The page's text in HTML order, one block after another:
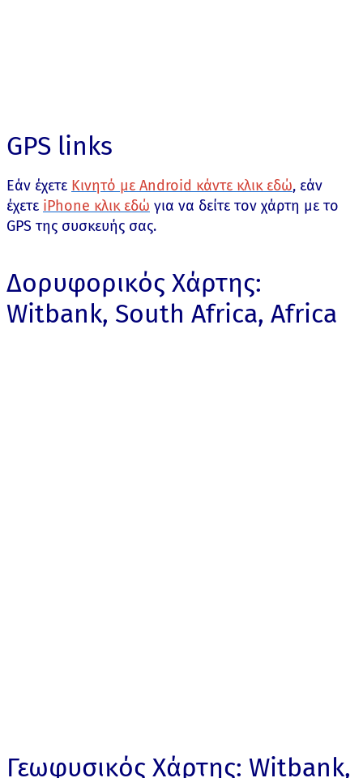
GPS links
Εάν έχετε Κινητό με Android κάντε κλικ εδώ, εάν
έχετε iPhone κλικ εδώ για να δείτε τον χάρτη με το
GPS της συσκευής σας.
Δορυφορικός Χάρτης:
Witbank, South Africa, Africa
Γεωφυσικός Χάρτης: Witbank,